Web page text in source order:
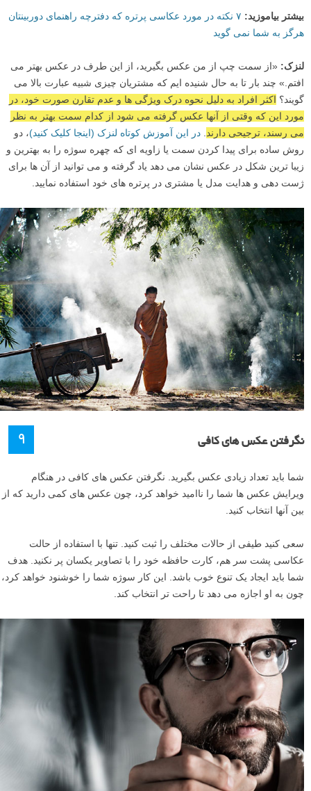
بیشتر بیاموزید:
۷ نکته در مورد عکاسی پرتره که دفترچه راهنمای دوربینتان
هرگز به شما نمی گوید
لنزک: «از سمت چپ از من عکس بگیرید، از این طرف در عکس بهتر می
افتم.» چند بار تا به حال شنیده ایم که مشتریان چیزی شبیه عبارت بالا می
گویند؟ اکثر افراد به دلیل نحوه درک ویژگی ها و عدم تقارن صورت خود، در
مورد این که وقتی از آنها عکس گرفته می شود از کدام سمت بهتر به نظر
می رسند، ترجیحی دارند
در این آموزش کوتاه لنزک (اینجا کلیک کنید)، دو
روش ساده برای پیدا کردن سمت یا زاویه ای که چهره سوژه را به بهترین و
زیبا ترین شکل در عکس نشان می دهد یاد گرفته و می توانید از آن ها برای
ژست دهی و هدایت مدل یا مشتری در پرتره های خود استفاده نمایید.
۹ نگرفتن عکس های کافی
شما باید تعداد زیادی عکس بگیرید. نگرفتن عکس های کافی در هنگام
ویرایش عکس ها شما را ناامید خواهد کرد، چون عکس های کمی دارید که از
بین آنها انتخاب کنید.
سعی کنید طیفی از حالات مختلف را ثبت کنید. تنها با استفاده از حالت
عکاسی پشت سر هم، کارت حافظه خود را با تصاویر یکسان پر نکنید. هدف
شما باید ایجاد یک تنوع خوب باشد. این کار سوژه شما را خوشنود خواهد کرد،
چون به او اجازه می دهد تا راحت تر انتخاب کند.